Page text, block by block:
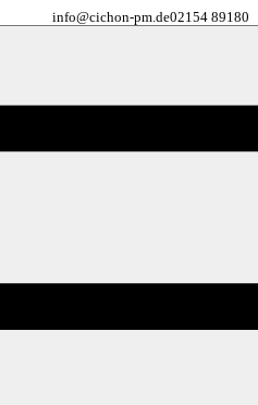
info@cichon-pm.de02154 89180